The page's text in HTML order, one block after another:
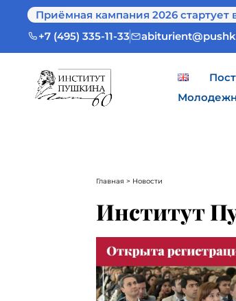
Приёмная кампания 2026 стартует
+7 (495) 335-11-33
Главная > Новости
Институт